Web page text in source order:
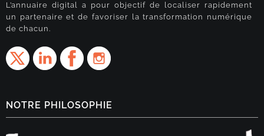
L’annuaire digital a pour objectif de localiser rapidement
un partenaire et de favoriser la transformation numérique
de chacun.
NOTRE PHILOSOPHIE